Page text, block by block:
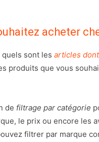
acheter
sont les articles
produits que vous
de filtrage par catégorie
le prix ou encore les
filtrer par marque